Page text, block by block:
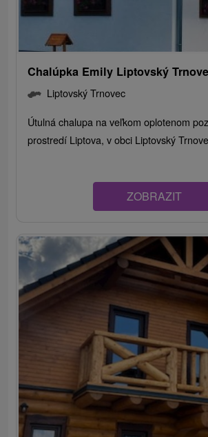
Chalúpka Emily Liptovský
Liptovský Trnovec
Útulná chalupa na veľkom oplotenom
prostredí Liptova, v obci Liptovský
ZOBRAZIT